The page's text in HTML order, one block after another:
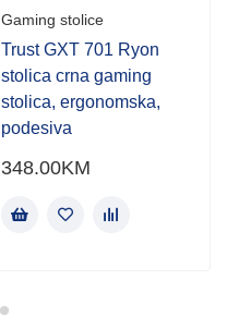
Gaming stolice
Trust GXT 701 Ryon
stolica crna gaming
stolica, ergonomska,
podesiva
348.00KM